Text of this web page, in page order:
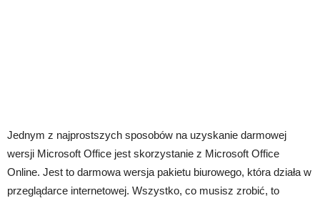
Jednym z najprostszych sposobów na uzyskanie darmowej
wersji Microsoft Office jest skorzystanie z Microsoft Office
Online. Jest to darmowa wersja pakietu biurowego, która działa w
przeglądarce internetowej. Wszystko, co musisz zrobić, to